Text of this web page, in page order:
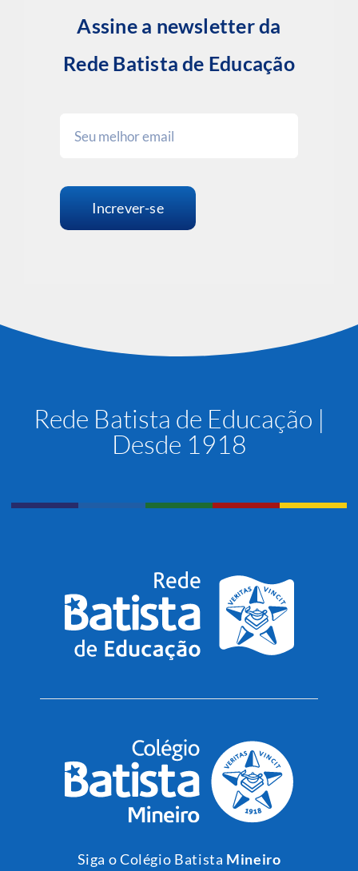
Assine a newsletter da
Rede Batista de Educação
Increver-se
Rede Batista de Educação |
Desde 1918
Siga o Colégio Batista Mineiro